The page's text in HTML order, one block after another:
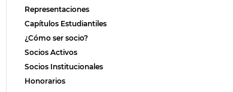
Representaciones
Capítulos Estudiantiles
¿Cómo ser socio?
Socios Activos
Socios Institucionales
Honorarios